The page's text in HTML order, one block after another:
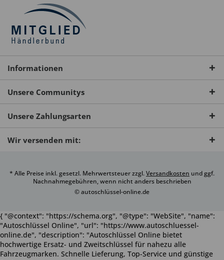
Informationen
Unsere Communitys
Unsere Zahlungsarten
Wir versenden mit:
* Alle Preise inkl. gesetzl. Mehrwertsteuer zzgl.Versandkosten und ggf.
Nachnahmegebühren, wenn nicht anders beschrieben
© autoschlüssel-online.de
{ "@context": "https://schema.org", "@type": "WebSite", "name":
"Autoschlüssel Online", "url": "https://www.autoschluessel-
online.de", "description": "Autoschlüssel Online bietet
hochwertige Ersatz- und Zweitschlüssel für nahezu alle
Fahrzeugmarken. Schnelle Lieferung, Top-Service und günstige